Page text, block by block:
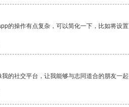
的操作有点复杂，可以简化一下，比如将设置
的社交平台，让我能够与志同道合的朋友一起